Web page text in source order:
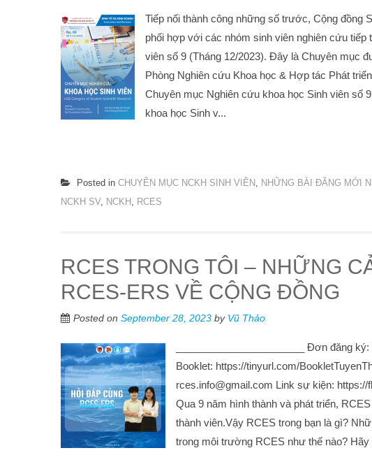
Tiếp nối thành công những số trước, Cộng đồng
phối hợp với các nhóm sinh viên nghiên cứu
viên số 9 (Tháng 12/2023). Đây là Chuyên mục
Phòng Nghiên cứu Khoa học & Hợp tác Phát
Chuyên mục Nghiên cứu khoa học Sinh viên số
khoa học Sinh v...
Posted in CHUYÊN MỤC NCKH SINH VIÊN, NHỮNG BÀI ĐĂNG MỚI
NCKH SV, NCKH , RCES
RCES TRONG TÔI – NHỮNG
RCES-ERS VỀ CỘNG ĐỒNG
Posted on September 28, 2023 by Vũ Thảo
_______________________ Đơn đăng
Booklet: https://tinyurl.com/
rces.info@gmail.com Link sự kiện: https://
Qua 9 năm hình thành và phát triển,
thành viên.Vậy RCES trong bạn là gì?
trong môi trường RCES như thế nào? Hãy